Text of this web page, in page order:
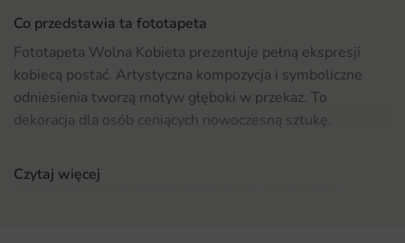
Co przedstawia ta fototapeta
Fototapeta Wolna Kobieta prezentuje pełną ekspresji
kobiecą postać. Artystyczna kompozycja i symboliczne
odniesienia tworzą motyw głęboki w przekaz. To
dekoracja dla osób ceniących nowoczesną sztukę.
a przemyślana kompozycja współgra z otoczeniem.
Czytaj więcej